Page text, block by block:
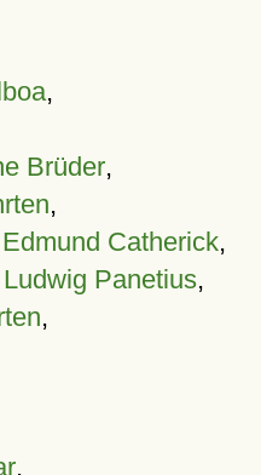
,
Brüder,
,
Catherick,
Panetius,
,
,